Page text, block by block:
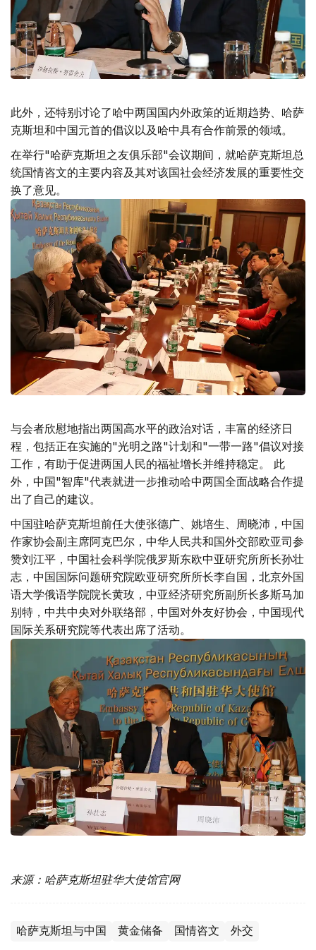
此外，还特别讨论了哈中两国国内外政策的近期趋势、哈萨
克斯坦和中国元首的倡议以及哈中具有合作前景的领域。
在举行"哈萨克斯坦之友俱乐部"会议期间，就哈萨克斯坦总
统国情咨文的主要内容及其对该国社会经济发展的重要性交
换了意见。
与会者欣慰地指出两国高水平的政治对话，丰富的经济日
程，包括正在实施的"光明之路"计划和"一带一路"倡议对接
工作，有助于促进两国人民的福祉增长并维持稳定。 此
外，中国"智库"代表就进一步推动哈中两国全面战略合作提
出了自己的建议。
中国驻哈萨克斯坦前任大使张德广、姚培生、周晓沛，中国
作家协会副主席阿克巴尔，中华人民共和国外交部欧亚司参
赞刘江平，中国社会科学院俄罗斯东欧中亚研究所所长孙壮
志，中国国际问题研究院欧亚研究所所长李自国，北京外国
语大学俄语学院院长黄玫，中亚经济研究所副所长多斯马加
别特，中共中央对外联络部，中国对外友好协会，中国现代
国际关系研究院等代表出席了活动。
来源：哈萨克斯坦驻华大使馆官网
哈萨克斯坦与中国 黄金储备 国情咨文 外交